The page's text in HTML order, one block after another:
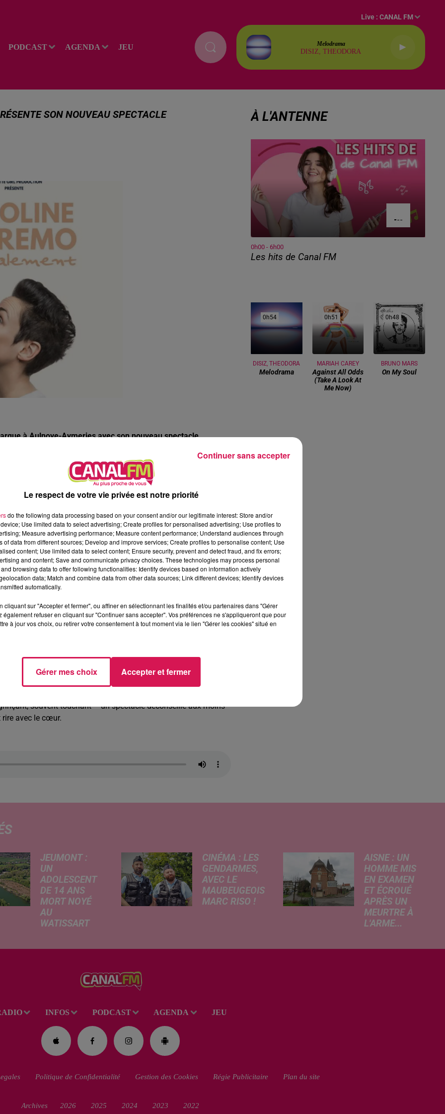
PODCAST AGENDA JEU
Live :CANAL FM
Melodrama
DISIZ, THEODORA
SON NOUVEAU SPECTACLE
à Aulnoye-Aymeries avec son nouveau spectacle
Aymeries accueille Caroline Estremo pour une représentation
conquis le public avec son précédent one-woman-show
inspiré de sa propre vie.
était l’invitée deLa Ligne des Auditeurssur Canal FM. Une
parcours, sa vie d’ex-infirmière, son humour décapant mais
Elle a également évoqué les coulisses de son nouveau
version encore plus personnelle.
DU COMMUN
s’est fait connaître en 2016 grâce à une vidéo virale
coup d’éclat l’a propulsée sur le devant de la scène, puis vers
autodérision et tendresse, pour une parole libre et
son mariage express, son divorce, et sa nouvelle vie de maman
souvent touchant – un spectacle déconseillé aux moins
avec le cœur.
À L'ANTENNE
20h00 - 22h00
Les hits de Canal FM
0h00 - 6h00
Les hits de Canal FM
0h54
0h54
DISIZ, THEODORA
Melodrama
0h51
0h51
MARIAH CAREY
Against All Odds
(take A Look At
Me Now)
0h48
0h48
BRUNO MARS
On My Soul
JEUMONT :
UN
ADOLESCENT
DE 14 ANS
MORT NOYÉ
AU
WATISSART
informations
lundi par nos
confrères de La
le plan d'eau de
la base de loisirs
du...
CINÉMA : LES
GENDARMES,
AVEC LE
MAUBEUGEOIS
MARC RISO !
de la célèbre bande
cinéma. À cette
AISNE : UN
HOMME MIS
EN EXAMEN
ET ÉCROUÉ
APRÈS UN
MEURTRE À
L'ARME...
produit au cours
INFOS PODCAST AGENDA JEU
Politique de Confidentialité Gestion des Cookies Régie Publicitaire Plan du site
Archives 2026 2025 2024 2023 2022
Le respect de votre vie privée est notre priorité
do the following data processing based on your consent and/or our legitimate interest: Store and/or
Use limited data to select advertising; Create profiles for personalised advertising; Use profiles to
Measure advertising performance; Measure content performance; Understand audiences through
of data from different sources; Develop and improve services; Create profiles to personalise content; Use
content; Use limited data to select content; Ensure security, prevent and detect fraud, and fix errors;
and content; Save and communicate privacy choices. These technologies may process personal
browsing data to offer following functionalities: Identify devices based on information actively
data; Match and combine data from other data sources; Link different devices; Identify devices
automatically.
cliquant sur "Accepter et fermer", ou affiner en sélectionnant les finalités et/ou partenaires dans "Gérer
également refuser en cliquant sur "Continuer sans accepter". Vos préférences ne s'appliqueront que pour
à jour vos choix, ou retirer votre consentement à tout moment via le lien "Gérer les cookies" situé en
Gérer mes choix Accepter et fermer
Continuer sans accepter